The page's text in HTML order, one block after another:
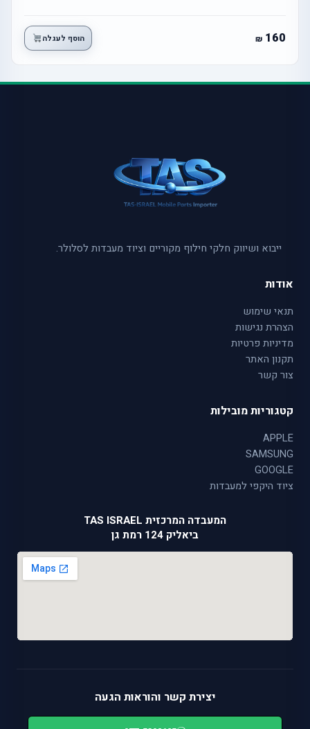
160 הוסף לעגלה
ייבוא ושיווק חלקי חילוף מקוריים וציוד מעבדות לסלולר.
אודות
תנאי שימוש
הצהרת נגישות
מדיניות פרטיות
תקנון האתר
צור קשר
קטגוריות מובילות
APPLE
SAMSUNG
GOOGLE
ציוד היקפי למעבדות
המעבדה המרכזית TAS ISRAEL
ביאליק 124 רמת גן
יצירת קשר והוראות הגעה